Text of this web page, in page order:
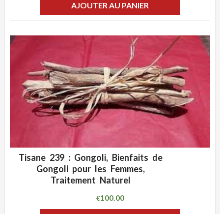
AJOUTER AU PANIER
ADD WISHLIST
Tisane 239 : Gongoli, Bienfaits de
Gongoli pour les Femmes,
Traitement Naturel
€100.00